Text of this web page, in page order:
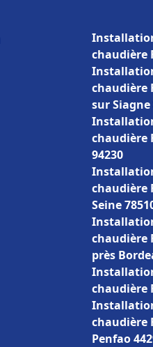
chaudière
chaudière
sur Siagne
chaudière
94230
chaudière
Seine
chaudière
près
chaudière
chaudière
Penfao